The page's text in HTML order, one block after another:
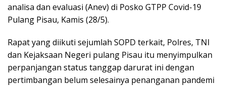
analisa dan evaluasi (Anev) di Posko GTPP Covid-19
Pulang Pisau, Kamis (28/5).
Rapat yang diikuti sejumlah SOPD terkait, Polres, TNI
dan Kejaksaan Negeri pulang Pisau itu menyimpulkan
perpanjangan status tanggap darurat ini dengan
pertimbangan belum selesainya penanganan pandemi